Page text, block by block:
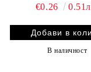
€0.26
В наличност